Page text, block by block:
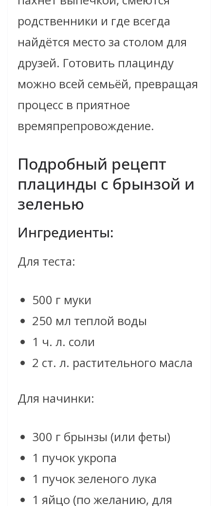
родственники и где всегда
найдётся место за столом для
друзей. Готовить плацинду
можно всей семьёй, превращая
процесс в приятное
времяпрепровождение.
Подробный рецепт
плацинды с брынзой и
зеленью
Ингредиенты:
Для теста:
500 г муки
250 мл теплой воды
1 ч. л. соли
2 ст. л. растительного масла
Для начинки:
300 г брынзы (или феты)
1 пучок укропа
1 пучок зеленого лука
1 яйцо (по желанию, для